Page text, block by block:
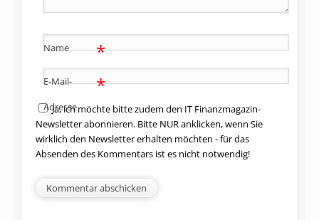
Name *
E-Mail-
Adresse
*
Ja, ich möchte bitte zudem den IT Finanzmagazin-
Newsletter abonnieren. Bitte NUR anklicken, wenn Sie
wirklich den Newsletter erhalten möchten - für das
Absenden des Kommentars ist es nicht notwendig!